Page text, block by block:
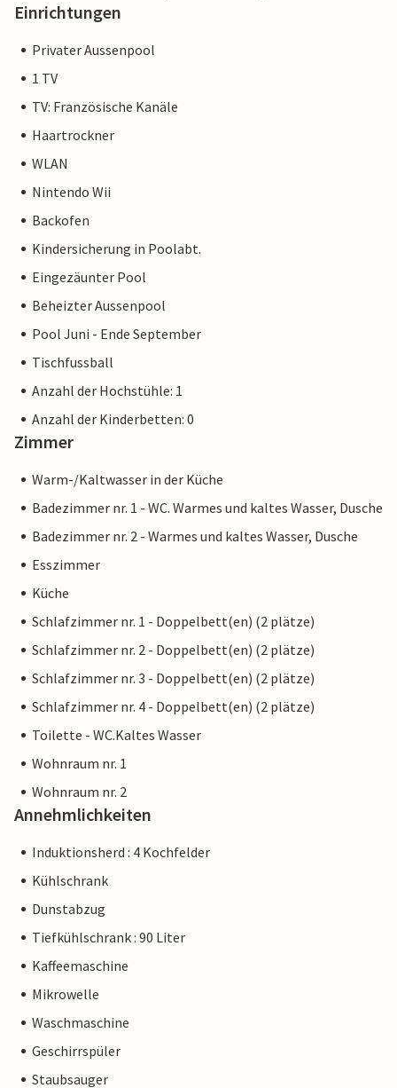
Einrichtungen
Privater Aussenpool
1 TV
TV: Französische Kanäle
Haartrockner
WLAN
Nintendo Wii
Backofen
Kindersicherung in Poolabt.
Eingezäunter Pool
Beheizter Aussenpool
Pool Juni - Ende September
Tischfussball
Anzahl der Hochstühle: 1
Anzahl der Kinderbetten: 0
Zimmer
Warm-/Kaltwasser in der Küche
Badezimmer nr. 1 - WC. Warmes und kaltes Wasser, Dusche
Badezimmer nr. 2 - Warmes und kaltes Wasser, Dusche
Esszimmer
Küche
Schlafzimmer nr. 1 - Doppelbett(en) (2 plätze)
Schlafzimmer nr. 2 - Doppelbett(en) (2 plätze)
Schlafzimmer nr. 3 - Doppelbett(en) (2 plätze)
Schlafzimmer nr. 4 - Doppelbett(en) (2 plätze)
Toilette - WC.Kaltes Wasser
Wohnraum nr. 1
Wohnraum nr. 2
Annehmlichkeiten
Induktionsherd : 4 Kochfelder
Kühlschrank
Dunstabzug
Tiefkühlschrank : 90 Liter
Kaffeemaschine
Mikrowelle
Waschmaschine
Geschirrspüler
Staubsauger